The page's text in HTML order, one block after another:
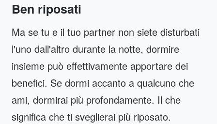
Ben riposati
Ma se tu e il tuo partner non siete disturbati
l'uno dall'altro durante la notte, dormire
insieme può effettivamente apportare dei
benefici. Se dormi accanto a qualcuno che
ami, dormirai più profondamente. Il che
significa che ti sveglierai più riposato.